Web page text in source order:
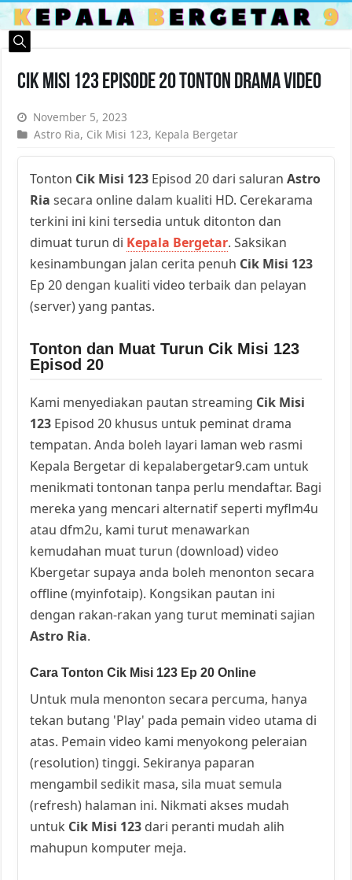
Cik Misi 123 Episode 20 Tonton Drama Video
November 5, 2023
Astro Ria, Cik Misi 123, Kepala Bergetar
Tonton Cik Misi 123 Episod 20 dari saluranAstro
Ria secara online dalam kualiti HD. Cerekarama
terkini ini kini tersedia untuk ditonton dan
dimuat turun di Kepala Bergetar. Saksikan
kesinambungan jalan cerita penuh Cik Misi 123
Ep 20 dengan kualiti video terbaik dan pelayan
(server) yang pantas.
Tonton dan Muat Turun Cik Misi 123
Episod 20
Kami menyediakan pautan streaming Cik Misi
123 Episod 20 khusus untuk peminat drama
tempatan. Anda boleh layari laman web rasmi
Kepala Bergetar di kepalabergetar9.cam untuk
menikmati tontonan tanpa perlu mendaftar. Bagi
mereka yang mencari alternatif seperti myflm4u
atau dfm2u, kami turut menawarkan
kemudahan muat turun (download) video
Kbergetar supaya anda boleh menonton secara
offline (myinfotaip). Kongsikan pautan ini
dengan rakan-rakan yang turut meminati sajian
Astro Ria.
Cara Tonton Cik Misi 123 Ep 20 Online
Untuk mula menonton secara percuma, hanya
tekan butang 'Play' pada pemain video utama di
atas. Pemain video kami menyokong peleraian
(resolution) tinggi. Sekiranya paparan
mengambil sedikit masa, sila muat semula
(refresh) halaman ini. Nikmati akses mudah
untuk Cik Misi 123 dari peranti mudah alih
mahupun komputer meja.